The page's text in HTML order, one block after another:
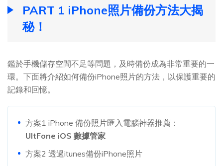
PART 1 iPhone照片備份方法大揭
秘！
鑑於手機儲存空間不足等問題，及時備份成為非常重要的一
環。下面將介紹如何備份iPhone照片的方法，以保護重要的
記錄和回憶。
方案1 iPhone 備份照片匯入電腦神器推薦：
UltFone iOS 數據管家
方案2 透過itunes備份iPhone照片